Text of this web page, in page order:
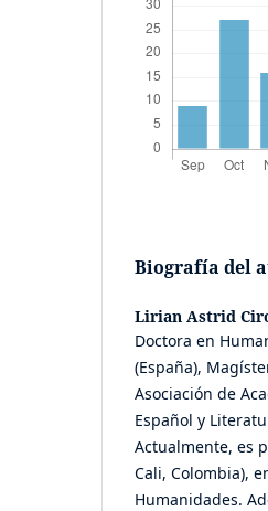
Biografía del
Lirian Astrid
Doctora en
(España),
Asociación de
Español y
Actualmente, es
Cali, Colombia),
Humanidades.